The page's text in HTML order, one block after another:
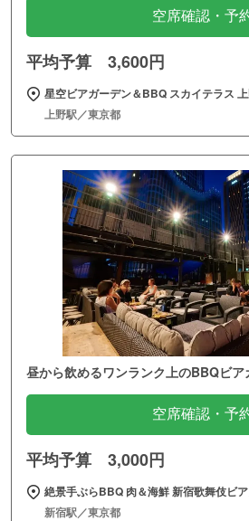
空席確認・予
平均予算 3,600円
星空ビアガーデン＆BBQ スカイテラス
上野駅／東京都
昼から飲めるワンランク上のBBQビ
空席確認・予
平均予算 3,000円
絶景手ぶらBBQ 肉＆海鮮 新宿歌舞伎ビ
新宿駅／東京都